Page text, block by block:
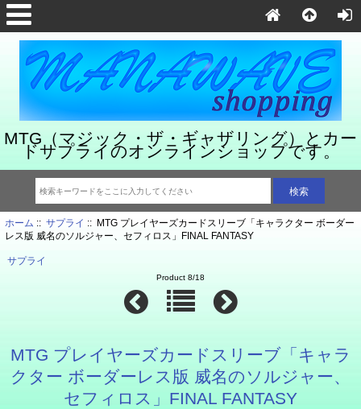
MTG（マジック・ザ・ギャザリング）とカー
ドサプライのオンラインショップです。
ホーム :: サプライ :: MTG プレイヤーズカードスリーブ「キャラクター ボーダー
レス版 威名のソルジャー、セフィロス」FINAL FANTASY
サプライ
Product 8/18
MTG プレイヤーズカードスリーブ「キャラ
クター ボーダーレス版 威名のソルジャー、
セフィロス」FINAL FANTASY